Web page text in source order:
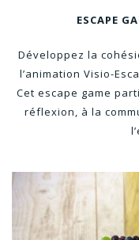
ESCAPE
Développez la
l’animation Visio-
Cet escape game
réflexion, à la